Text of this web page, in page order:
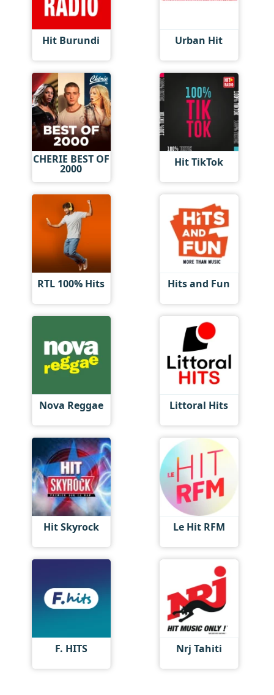
Hit Burundi Urban Hit
CHERIE BEST OF
2000 Hit TikTok
RTL 100% Hits Hits and Fun
Nova Reggae Littoral Hits
Hit Skyrock Le Hit RFM
F. HITS Nrj Tahiti